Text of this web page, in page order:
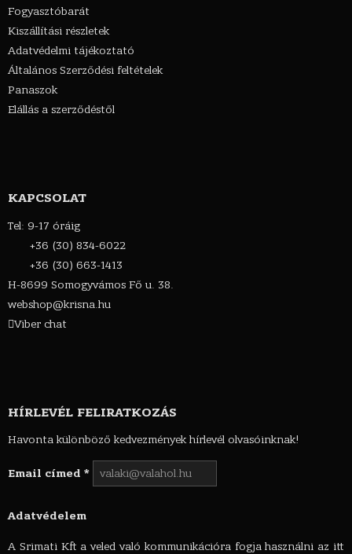
Fogyasztóbarát
Kiszállítási részletek
Adatvédelmi tájékoztató
Általános Szerződési feltételek
Panaszok
Elállás a szerződéstől
KAPCSOLAT
Tel: 9-17 óráig
+36 (30) 834-6022
+36 (30) 663-1413
H-8699 Somogyvámos Fő u. 38.
webshop@krisna.hu
Viber chat
HÍRLEVÉL FELIRATKOZÁS
Havonta különböző kedvezmények hírlevél olvasóinknak!
Email címed *
Adatvédelem
A Srimati Kft a veled való kommunikációra fogja használni az itt